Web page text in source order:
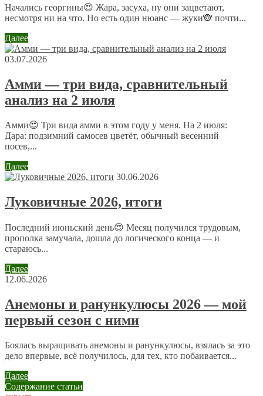
Комментарий*
Имя*
Email*
Сайт
персональных данных.Политика конфиденциальности
Начались георгины😍 Жара, засуха, ну они зацветают,
несмотря ни на что. Но есть один нюанс — жуки🙈 почти...
Далее
03.07.2026
Амми — три вида, сравнительный
анализ на 2 июля
Амми😍 Три вида амми в этом году у меня. На 2 июля:
Дара: подзимний самосев цветёт, обычный весенний
посев,...
Далее
30.06.2026
Луковичные 2026, итоги
Последний июньский день😍 Месяц получился трудовым,
прополка замучала, дошла до логического конца — и
стараюсь...
Далее
12.06.2026
Анемоны и ранункулюсы 2026 — мой
первый сезон с ними
Боялась выращивать анемоны и ранункулюсы, взялась за это
дело впервые, всё получилось, для тех, кто побаивается...
Далее
Содержание статьи